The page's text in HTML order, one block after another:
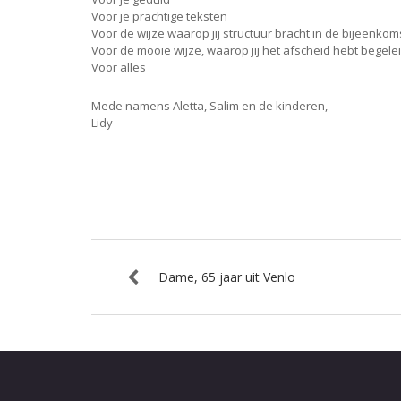
Voor je prachtige teksten
Voor de wijze waarop jij structuur bracht in de
Voor de mooie wijze, waarop jij het afscheid hebt
Voor alles
Mede namens Aletta, Salim en de kinderen,
Lidy
Dame, 65 jaar uit Venlo